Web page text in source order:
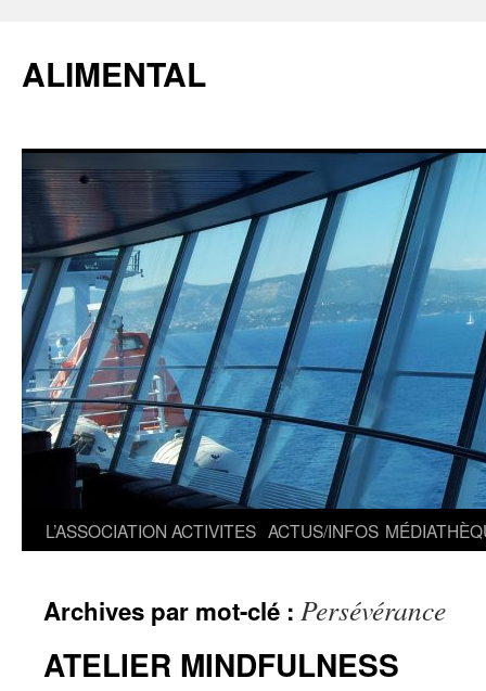
ALIMENTAL
L’ASSOCIATION ACTIVITES ACTUS/INFOS
Archives par mot-clé : Persévérance
ATELIER MINDFULNESS